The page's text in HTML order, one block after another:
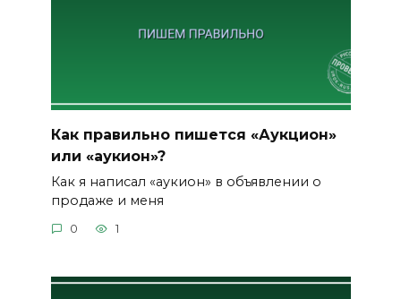
Как правильно пишется «Аукцион»
или «аукион»?
Как я написал «аукион» в объявлении о
продаже и меня
0 1